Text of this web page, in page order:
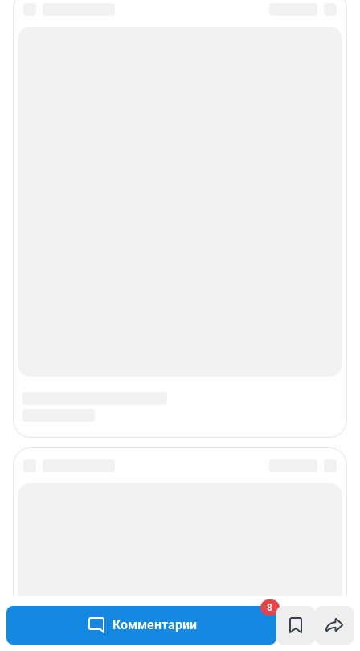
Комментарии
8